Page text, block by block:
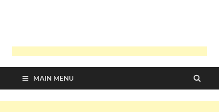
MAIN MENU